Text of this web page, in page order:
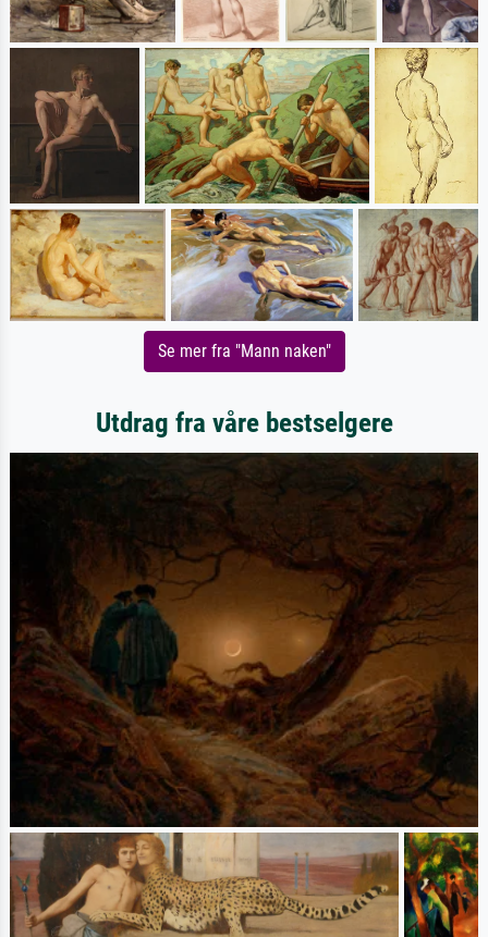
Se mer fra "Mann naken"
Utdrag fra våre bestselgere